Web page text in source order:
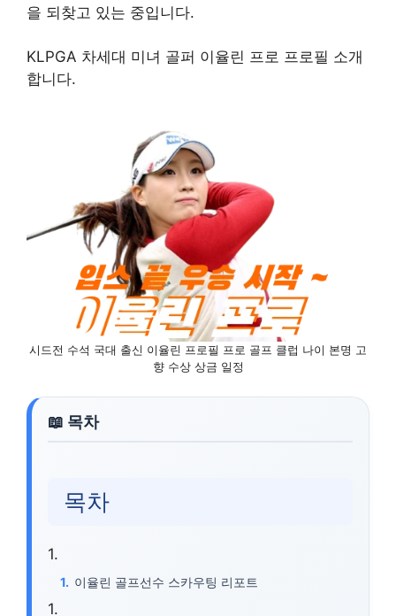
을 되찾고 있는 중입니다.
KLPGA 차세대 미녀 골퍼 이율린 프로 프로필 소개
합니다.
시드전 수석 국대 출신 이율린 프로필 프로 골프 클럽 나이 본명 고
향 수상 상금 일정
목차
이율린 골프선수 스카우팅 리포트